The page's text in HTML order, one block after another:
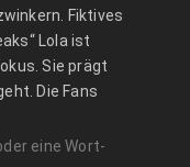
Fiktives
Lola ist
Sie prägt
Die Fans
eine Wort-